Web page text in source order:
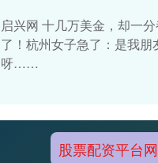
启兴网 十几万美金，却一
了！杭州女子急了：是我朋
呀……
股票配资平台